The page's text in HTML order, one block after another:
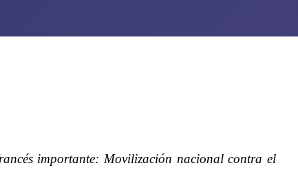
importante: Movilización nacional contra el